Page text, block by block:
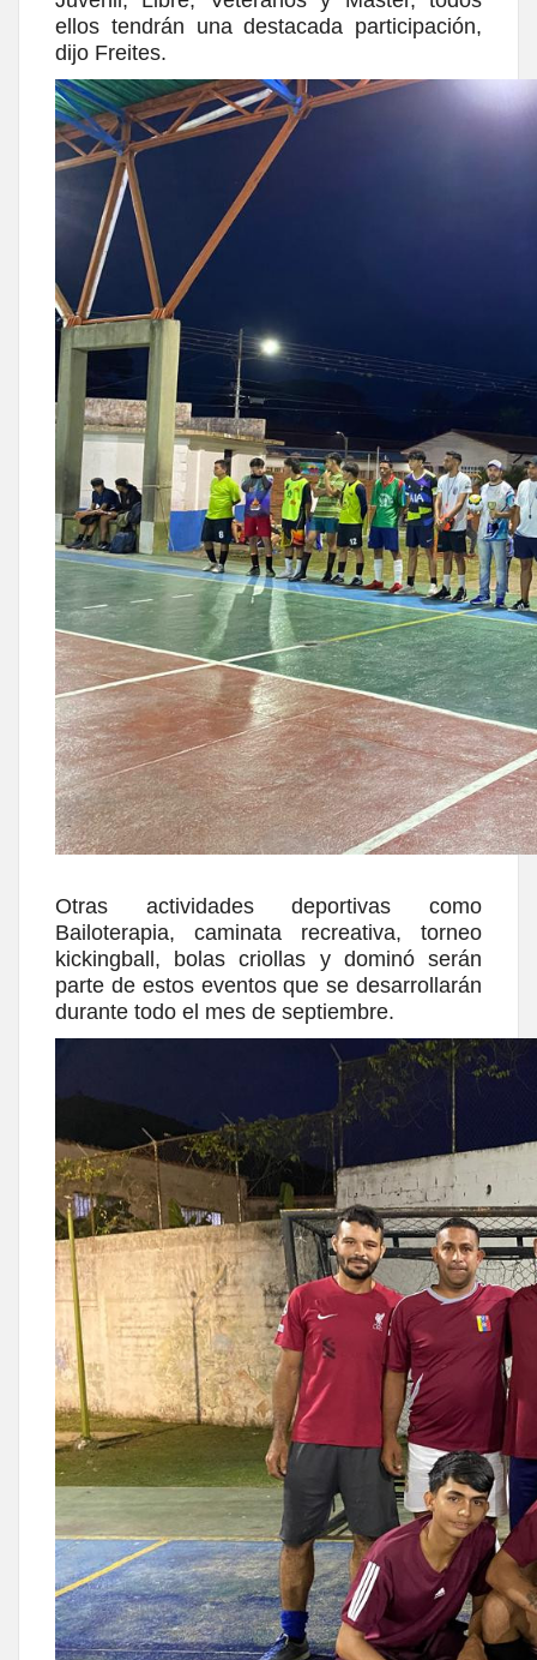
ellos tendrán una destacada participación,
dijo Freites.
Otras actividades deportivas como
Bailoterapia, caminata recreativa, torneo
kickingball, bolas criollas y dominó serán
parte de estos eventos que se desarrollarán
durante todo el mes de septiembre.